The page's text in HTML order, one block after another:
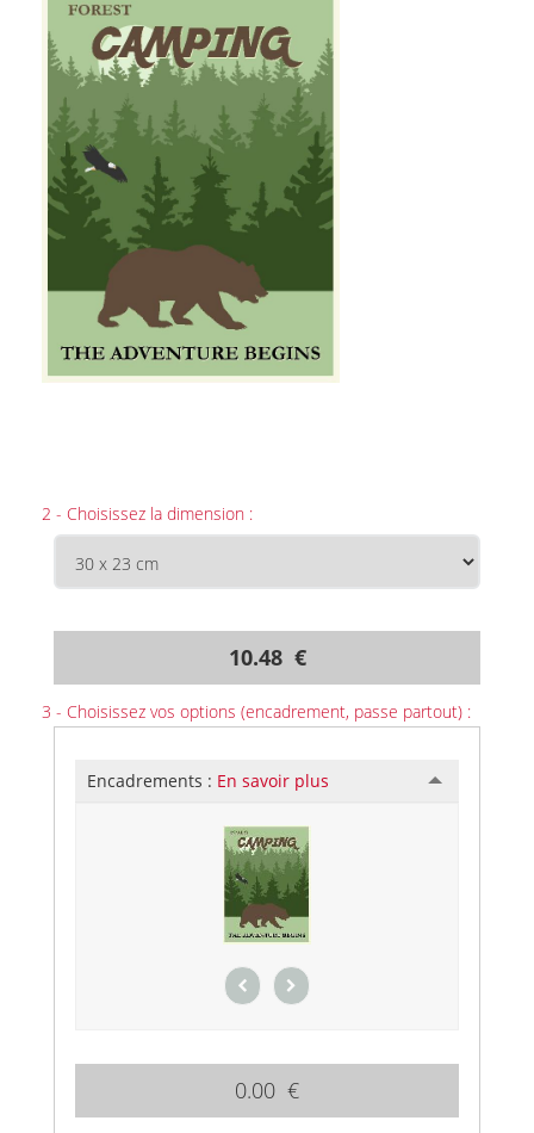
2 - Choisissez la dimension :
10.48 €
3 - Choisissez vos options (encadrement, passe partout) :
Encadrements : En savoir plus
0.00 €